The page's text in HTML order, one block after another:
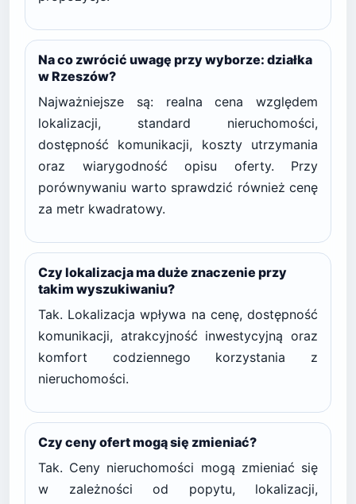
Na co zwrócić uwagę przy wyborze: działka
w Rzeszów?
Najważniejsze są: realna cena względem
lokalizacji, standard nieruchomości,
dostępność komunikacji, koszty utrzymania
oraz wiarygodność opisu oferty. Przy
porównywaniu warto sprawdzić również cenę
za metr kwadratowy.
Czy lokalizacja ma duże znaczenie przy
takim wyszukiwaniu?
Tak. Lokalizacja wpływa na cenę, dostępność
komunikacji, atrakcyjność inwestycyjną oraz
komfort codziennego korzystania z
nieruchomości.
Czy ceny ofert mogą się zmieniać?
Tak. Ceny nieruchomości mogą zmieniać się
w zależności od popytu, lokalizacji,